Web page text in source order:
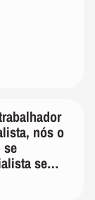
nós o
se
se